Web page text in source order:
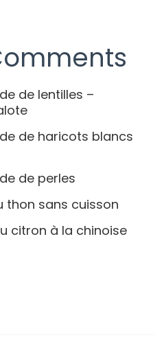
de lentilles –
de haricots blancs
de perles
thon sans cuisson
citron à la chinoise